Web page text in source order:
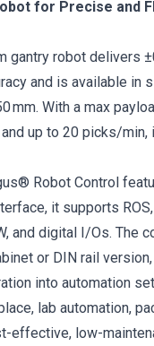
for Precise and
gantry robot delivers
and is available in
mm. With a max
up to 20 picks/min,
Robot Control
it supports
and digital I/Os. The
or DIN rail
into automation
lab automation,
effective, low-